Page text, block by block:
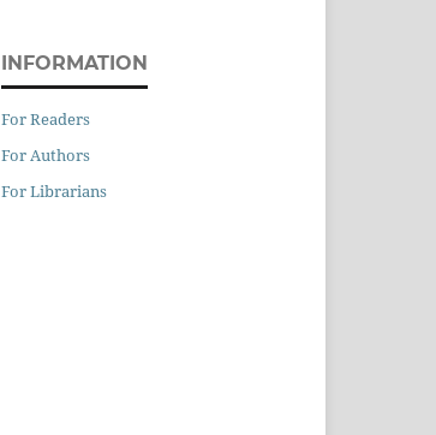
INFORMATION
For Readers
For Authors
For Librarians